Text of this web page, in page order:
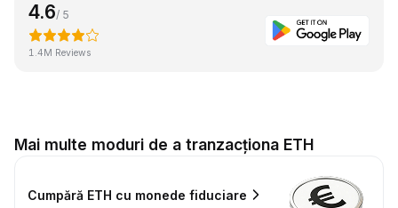
4.6/ 5
1.4M Reviews
Mai multe moduri de a tranzacționa ETH
Cumpără ETH cu monede fiduciare